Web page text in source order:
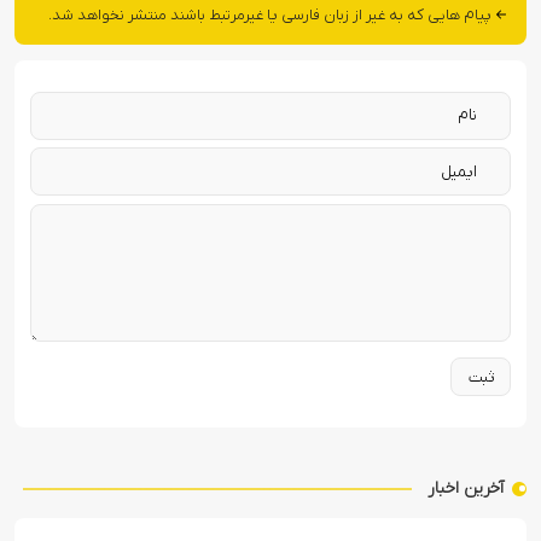
پیام هایی که به غیر از زبان فارسی یا غیرمرتبط باشند منتشر نخواهد شد.
آخرین اخبار